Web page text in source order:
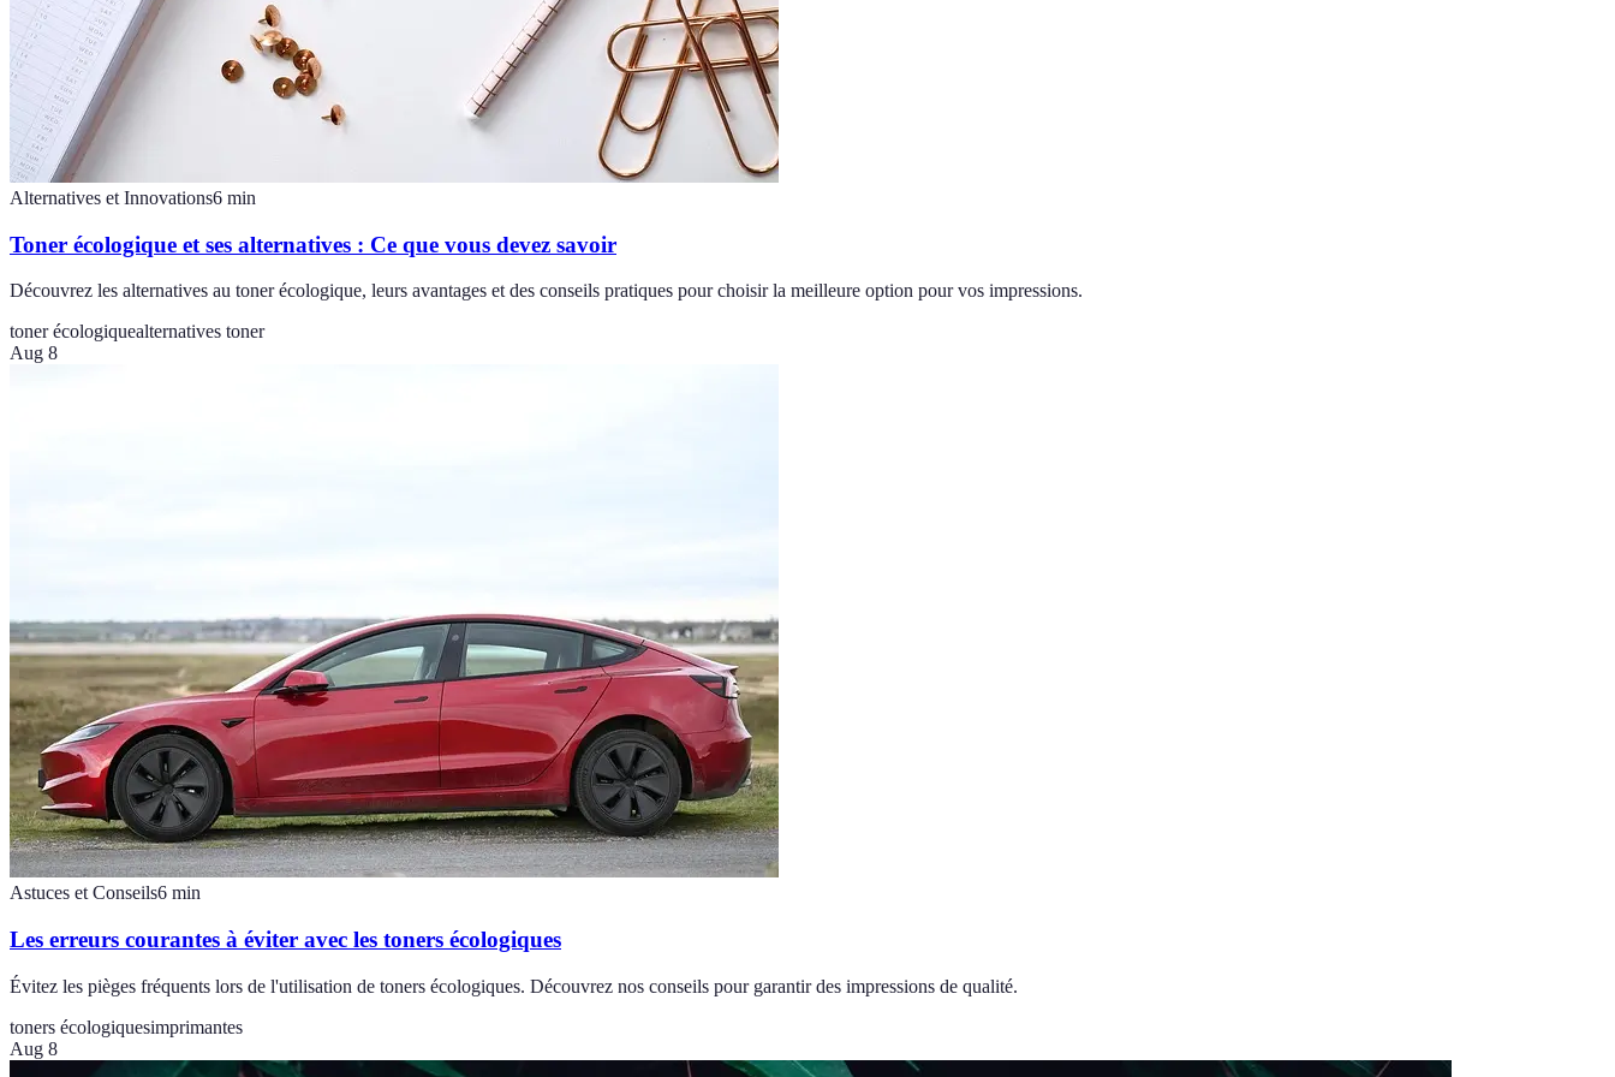
Alternatives et Innovations6 min
Toner écologique et ses alternatives : Ce que vous devez savoir
Découvrez les alternatives au toner écologique, leurs avantages et des conseils pratiques pour choisir la meilleure option pour vos impressions.
toner écologiquealternatives toner
Aug 8
Astuces et Conseils6 min
Les erreurs courantes à éviter avec les toners écologiques
Évitez les pièges fréquents lors de l'utilisation de toners écologiques. Découvrez nos conseils pour garantir des impressions de qualité.
toners écologiquesimprimantes
Aug 8